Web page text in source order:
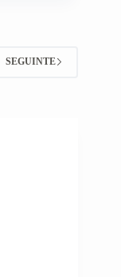
SEGUINTE